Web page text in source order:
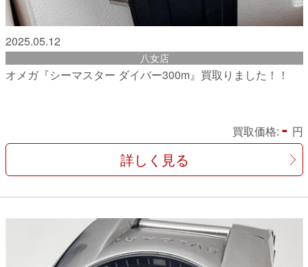
2025.05.12
八女店
オメガ『シーマスター ダイバー300m』買取りました！！
買取価格: - 円
詳しく見る